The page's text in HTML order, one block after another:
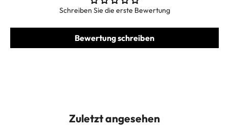
Schreiben Sie die erste Bewertung
Bewertung schreiben
Zuletzt angesehen